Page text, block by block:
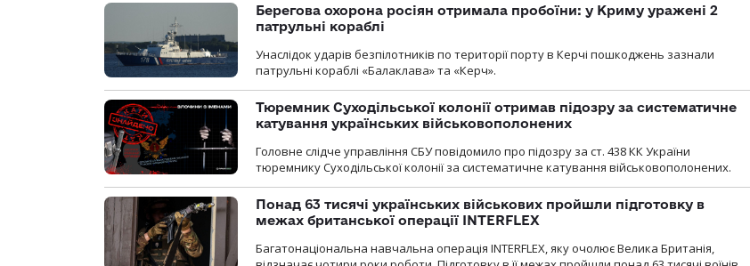
Берегова охорона росіян отримала пробоїни: у Криму уражені 2
патрульні кораблі
Унаслідок ударів безпілотників по території порту в Керчі пошкоджень зазнали
патрульні кораблі «Балаклава» та «Керч».
Тюремник Суходільської колонії отримав підозру за систематичне
катування українських військовополонених
Головне слідче управління СБУ повідомило про підозру за ст. 438 КК України
тюремнику Суходільської колонії за систематичне катування військовополонених.
Понад 63 тисячі українських військових пройшли підготовку в
межах британської операції INTERFLEX
Багатонаціональна навчальна операція INTERFLEX, яку очолює Велика Британія,